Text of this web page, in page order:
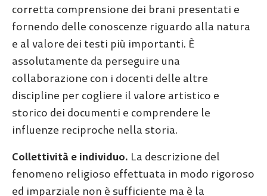
corretta comprensione dei brani presentati e
fornendo delle conoscenze riguardo alla natura
e al valore dei testi più importanti. È
assolutamente da perseguire una
collaborazione con i docenti delle altre
discipline per cogliere il valore artistico e
storico dei documenti e comprendere le
influenze reciproche nella storia.
Collettività e individuo. La descrizione del
fenomeno religioso effettuata in modo rigoroso
ed imparziale non è sufficiente ma è la